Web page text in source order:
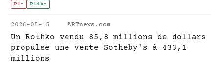
P1- P14b+
2026-05-15 ARTnews.com
Un Rothko vendu 85,8 millions de dollars
propulse une vente Sotheby's à 433,1
millions